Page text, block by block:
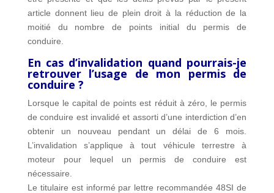
article donnent lieu de plein droit à la réduction de la
moitié du nombre de points initial du permis de
conduire.
En cas d’invalidation quand pourrais-je
retrouver l’usage de mon permis de
conduire ?
Lorsque le capital de points est réduit à zéro, le permis
de conduire est invalidé et assorti d’une interdiction d’en
obtenir un nouveau pendant un délai de 6 mois.
L’invalidation s’applique à tout véhicule terrestre à
moteur pour lequel un permis de conduire est
nécessaire.
Le titulaire est informé par lettre recommandée 48SI de